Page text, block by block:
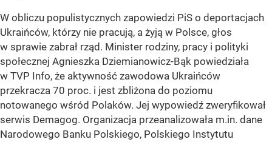
W obliczu populistycznych zapowiedzi PiS o deportacjach
Ukraińców, którzy nie pracują, a żyją w Polsce, głos
w sprawie zabrał rząd. Minister rodziny, pracy i polityki
społecznej Agnieszka Dziemianowicz-Bąk powiedziała
w TVP Info, że aktywność zawodowa Ukraińców
przekracza 70 proc. i jest zbliżona do poziomu
notowanego wśród Polaków. Jej wypowiedź zweryfikował
serwis Demagog. Organizacja przeanalizowała m.in. dane
Narodowego Banku Polskiego, Polskiego Instytutu